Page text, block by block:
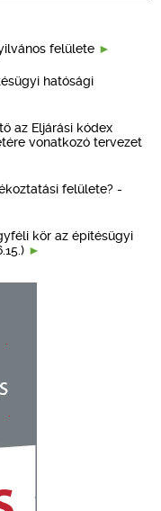
felülete
hatósági
az Eljárási kódex
vonatkozó tervezet
felülete? -
kör az építésügyi